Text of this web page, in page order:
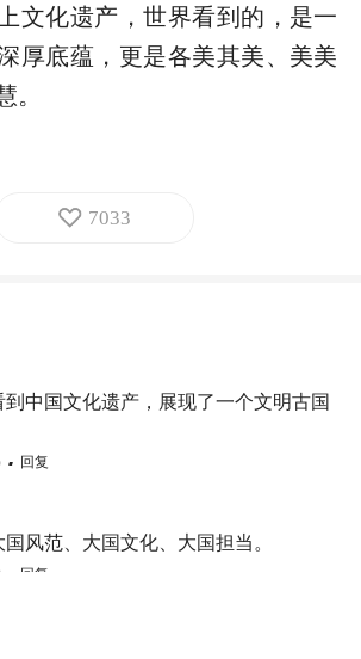
文化遗产，世界看到的，是一
厚底蕴，更是各美其美、美美
7033
中国文化遗产，展现了一个文明古国
回复
风范、大国文化、大国担当。
回复